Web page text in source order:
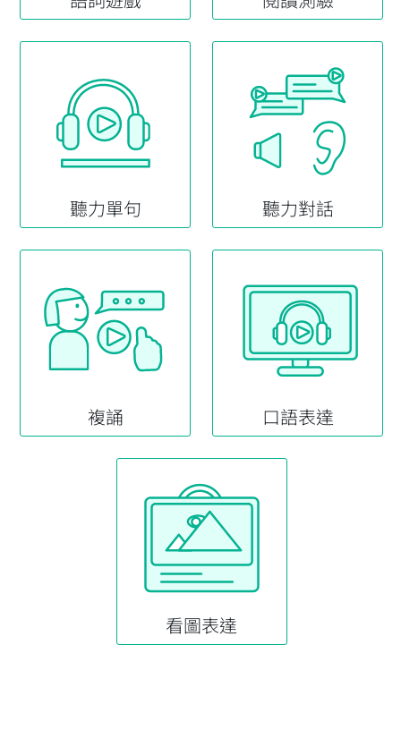
聽力單句 聽力對話
複誦 口語表達
看圖表達